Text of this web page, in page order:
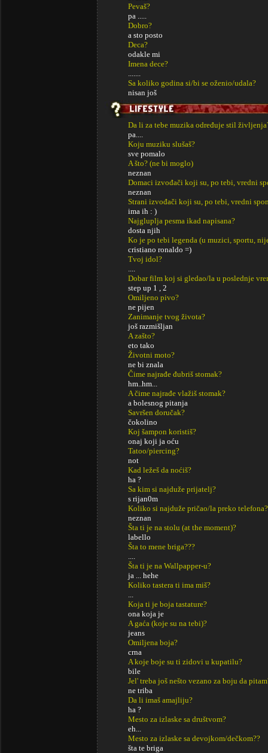
Pevaš?
pa .....
Dobro?
a sto posto
Deca?
odakle mi
Imena dece?
.......
Sa koliko godina si/bi se oženio/udala?
nisan još
Da li za tebe muzika određuje stil
pa....
Koju muziku slušaš?
sve pomalo
A što? (ne bi moglo)
neznan
Domaci izvođači koji su, po tebi, vredni
neznan
Strani izvođači koji su, po tebi, vredni
ima ih : )
Najgluplja pesma ikad napisana?
dosta njih
Ko je po tebi legenda (u muzici, sportu,
cristiano ronaldo =)
Tvoj idol?
....
Dobar film koj si gledao/la u poslednje
step up 1 , 2
Omiljeno pivo?
ne pijen
Zanimanje tvog života?
još razmišljan
A zašto?
eto tako
Životni moto?
ne bi znala
Čime najrađe đubriš stomak?
hm..hm...
A čime najrađe vlažiš stomak?
a bolesnog pitanja
Savršen doručak?
čokolino
Koj šampon koristiš?
onaj koji ja oću
Tatoo/piercing?
not
Kad ležeš da noćiš?
ha ?
Sa kim si najduže prijatelj?
s rijan0m
Koliko si najduže pričao/la preko telefona?
neznan
Šta ti je na stolu (at the moment)?
labello
Šta to mene briga???
....
Šta ti je na Wallpapper-u?
ja ... hehe
Koliko tastera ti ima miš?
...
Koja ti je boja tastature?
ona koja je
A gaća (koje su na tebi)?
jeans
Omiljena boja?
crna
A koje boje su ti zidovi u kupatilu?
bile
Jel' treba još nešto vezano za boju da
ne triba
Da li imaš amajliju?
ha ?
Mesto za izlaske sa društvom?
eh...
Mesto za izlaske sa devojkom/dečkom??
šta te briga